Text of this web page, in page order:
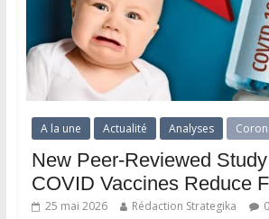
A la une Actualité Analyses
New Peer-Reviewed
COVID Vaccines Reduce
25 mai 2026 Rédaction Strategika 0